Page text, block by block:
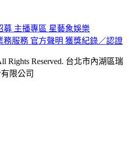
募 主播專區 星藝象娛樂
務服務 官方聲明 獲獎紀錄／認證
Rights Reserved. 台北市內湖區瑞
限公司